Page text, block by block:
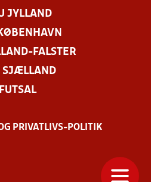
JYLLAND
FALSTER
SJÆLLAND
FUTSAL
PRIVATLIVS-POLITIK